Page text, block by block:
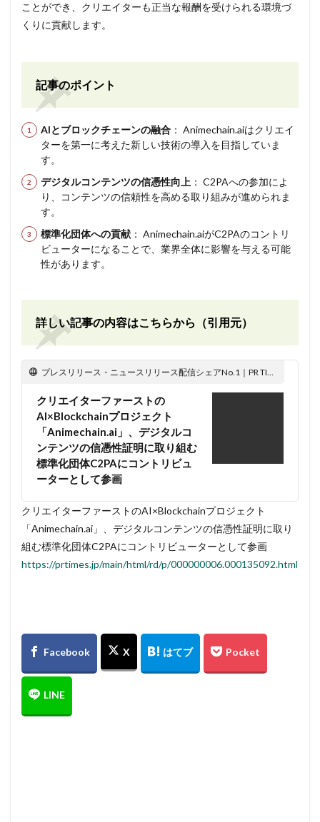
ことができ、クリエイターも正当な報酬を受けられる環境づ
くりに貢献します。
記事のポイント
AIとブロックチェーンの融合 ： Animechain.aiはクリエイ
ターを第一に考えた新しい技術の導入を目指していま
す。
デジタルコンテンツの信憑性向上 ： C2PAへの参加によ
り、コンテンツの信頼性を高める取り組みが進められま
す。
標準化団体への貢献 ： Animechain.aiがC2PAのコントリ
ビューターになることで、業界全体に影響を与える可能
性があります。
詳しい記事の内容はこちらから（引用元）
プレスリリース・ニュースリリース配信シェアNo.1｜PR TIMES
クリエイターファーストの
AI×Blockchainプロジェクト
「Animechain.ai」、デジタルコ
ンテンツの信憑性証明に取り組む
標準化団体C2PAにコントリビュ
ーターとして参画
クリエイターファーストのAI×Blockchainプロジェクト
「Animechain.ai」、デジタルコンテンツの信憑性証明に取り
組む標準化団体C2PAにコントリビューターとして参画
https://prtimes.jp/main/html/rd/p/000000006.000135092.html